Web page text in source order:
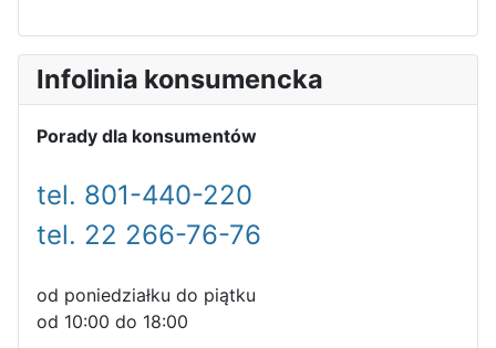
Infolinia konsumencka
Porady dla konsumentów
tel. 801-440-220
tel. 22 266-76-76
od poniedziałku do piątku
od 10:00 do 18:00